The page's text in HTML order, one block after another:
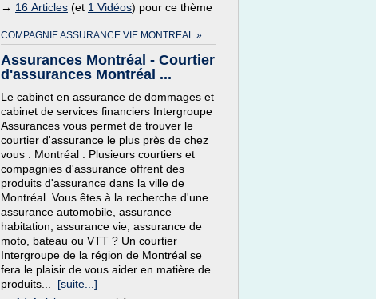
→ 16 Articles (et 1 Vidéos) pour ce thème
COMPAGNIE ASSURANCE VIE MONTREAL »
Assurances Montréal - Courtier
d'assurances Montréal ...
Le cabinet en assurance de dommages et
cabinet de services financiers Intergroupe
Assurances vous permet de trouver le
courtier d'assurance le plus près de chez
vous : Montréal . Plusieurs courtiers et
compagnies d'assurance offrent des
produits d'assurance dans la ville de
Montréal. Vous êtes à la recherche d'une
assurance automobile, assurance
habitation, assurance vie, assurance de
moto, bateau ou VTT ? Un courtier
Intergroupe de la région de Montréal se
fera le plaisir de vous aider en matière de
produits... [suite...]